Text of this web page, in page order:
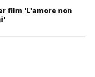
film 'L'amore non